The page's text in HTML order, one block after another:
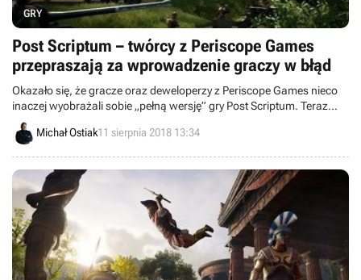
GRY
Post Scriptum – twórcy z Periscope Games
przepraszają za wprowadzenie graczy w błąd
Okazało się, że gracze oraz deweloperzy z Periscope Games nieco
inaczej wyobrażali sobie „pełną wersję” gry Post Scriptum. Teraz
twórcy publikują list otwarty z przeprosinami.
Michał Ostiak11 sierpnia 2018 13:34